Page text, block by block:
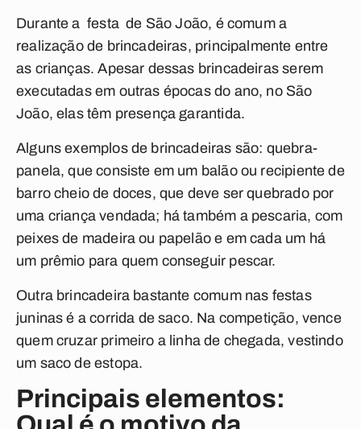
Durante a festa de São João, é comum a
realização de brincadeiras, principalmente entre
as crianças. Apesar dessas brincadeiras serem
executadas em outras épocas do ano, no São
João, elas têm presença garantida.
Alguns exemplos de brincadeiras são: quebra-
panela, que consiste em um balão ou recipiente de
barro cheio de doces, que deve ser quebrado por
uma criança vendada; há também a pescaria, com
peixes de madeira ou papelão e em cada um há
um prêmio para quem conseguir pescar.
Outra brincadeira bastante comum nas festas
juninas é a corrida de saco. Na competição, vence
quem cruzar primeiro a linha de chegada, vestindo
um saco de estopa.
Principais elementos: